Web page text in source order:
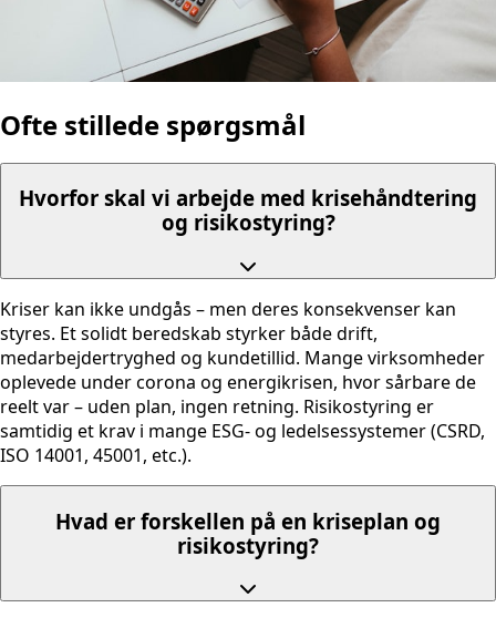
Ofte stillede spørgsmål
Hvorfor skal vi arbejde med krisehåndtering
og risikostyring?
Kriser kan ikke undgås – men deres konsekvenser kan
styres. Et solidt beredskab styrker både drift,
medarbejdertryghed og kundetillid. Mange virksomheder
oplevede under corona og energikrisen, hvor sårbare de
reelt var – uden plan, ingen retning. Risikostyring er
samtidig et krav i mange ESG- og ledelsessystemer (CSRD,
ISO 14001, 45001, etc.).
Hvad er forskellen på en kriseplan og
risikostyring?